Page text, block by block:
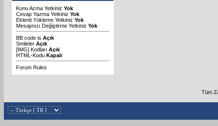
Konu Acma Yetkiniz Yok
Cevap Yazma Yetkiniz Yok
Eklenti Yükleme Yetkiniz Yok
Mesajınızı Değiştirme Yetkiniz Yok
BB code is Açık
Smileler Açık
[IMG] Kodları Açık
HTML-Kodu Kapalı
Forum Rules
Tüm